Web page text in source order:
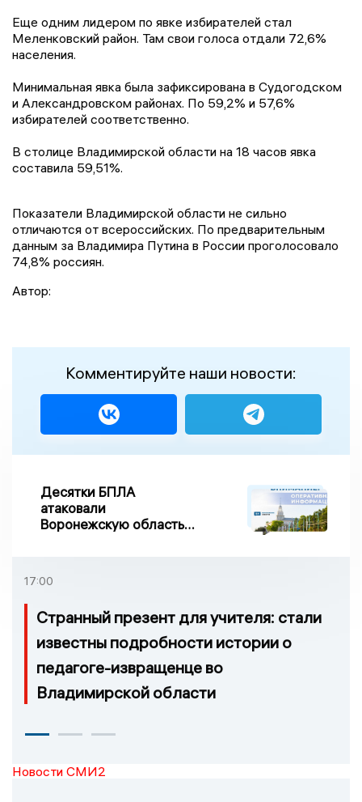
Еще одним лидером по явке избирателей стал
Меленковский район. Там свои голоса отдали 72,6%
населения.
Минимальная явка была зафиксирована в Судогодском
и Александровском районах. По 59,2% и 57,6%
избирателей соответственно.
В столице Владимирской области на 18 часов явка
составила 59,51%.
Показатели Владимирской области не сильно
отличаются от всероссийских. По предварительным
данным за Владимира Путина в России проголосовало
74,8% россиян.
Автор:
Комментируйте наши новости:
Десятки БПЛА
атаковали
Воронежскую область
17:00
Странный презент для учителя: стали
известны подробности истории о
педагоге-извращенце во
Владимирской области
Новости СМИ2